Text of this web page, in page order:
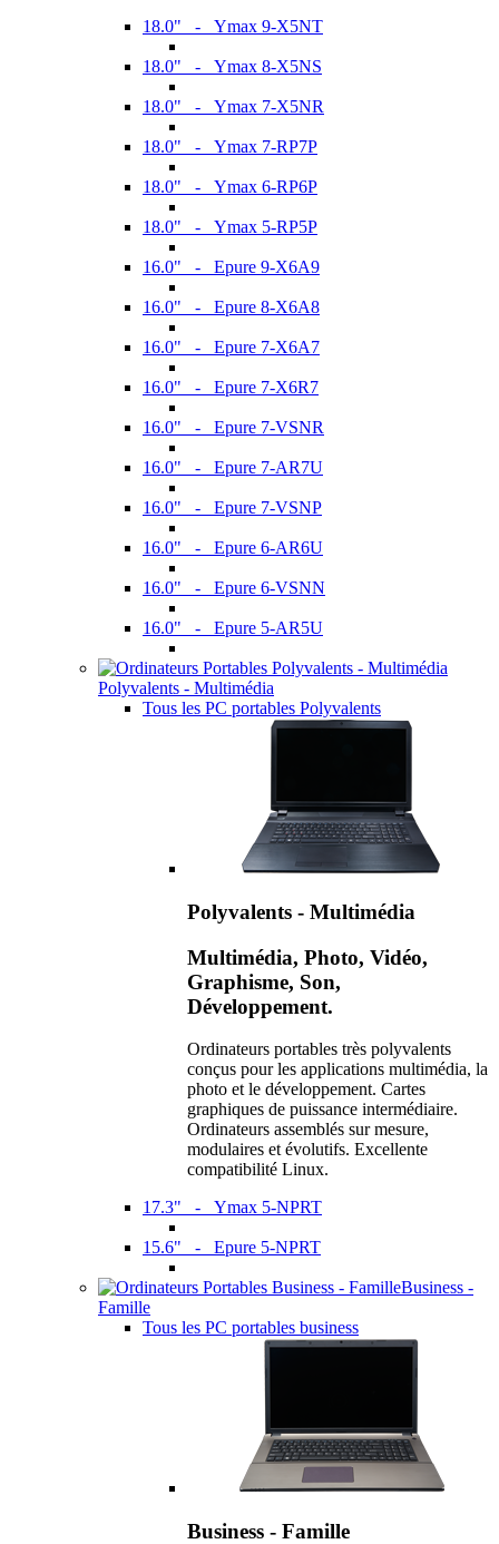
18.0" - Ymax 9-X5NT
18.0" - Ymax 8-X5NS
18.0" - Ymax 7-X5NR
18.0" - Ymax 7-RP7P
18.0" - Ymax 6-RP6P
18.0" - Ymax 5-RP5P
16.0" - Epure 9-X6A9
16.0" - Epure 8-X6A8
16.0" - Epure 7-X6A7
16.0" - Epure 7-X6R7
16.0" - Epure 7-VSNR
16.0" - Epure 7-AR7U
16.0" - Epure 7-VSNP
16.0" - Epure 6-AR6U
16.0" - Epure 6-VSNN
16.0" - Epure 5-AR5U
Polyvalents - Multimédia
Tous les PC portables Polyvalents
Polyvalents - Multimédia
Multimédia, Photo, Vidéo,
Graphisme, Son,
Développement.
Ordinateurs portables très polyvalents
conçus pour les applications multimédia, la
photo et le développement. Cartes
graphiques de puissance intermédiaire.
Ordinateurs assemblés sur mesure,
modulaires et évolutifs. Excellente
compatibilité Linux.
17.3" - Ymax 5-NPRT
15.6" - Epure 5-NPRT
Business -
Famille
Tous les PC portables business
Business - Famille